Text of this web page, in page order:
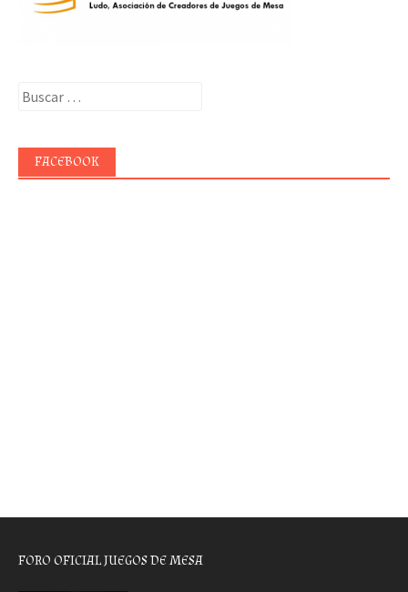
Buscar:
FACEBOOK
FORO OFICIAL JUEGOS DE MESA